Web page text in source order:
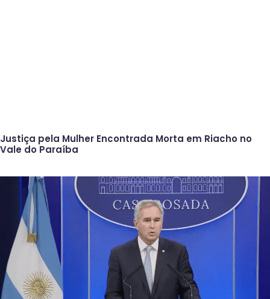
Justiça pela Mulher Encontrada Morta em Riacho no
Vale do Paraíba